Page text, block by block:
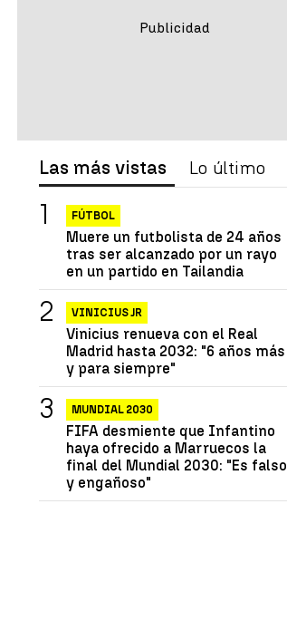
Las más vistas Lo último
FÚTBOL
Muere un futbolista de 24 años
tras ser alcanzado por un rayo
en un partido en Tailandia
VINICIUS JR
Vinicius renueva con el Real
Madrid hasta 2032: "6 años más
y para siempre"
MUNDIAL 2030
FIFA desmiente que Infantino
haya ofrecido a Marruecos la
final del Mundial 2030: "Es falso
y engañoso"